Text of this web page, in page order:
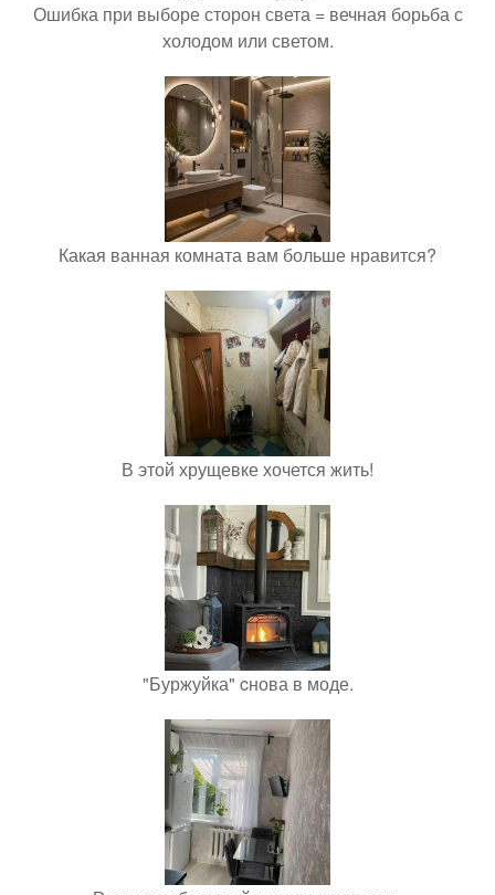
Ошибка при выборе сторон света = вечная борьба с
холодом или светом.
Какая ванная комната вам больше нравится?
В этой хрущевке хочется жить!
"Буржуйка" cнова в моде.